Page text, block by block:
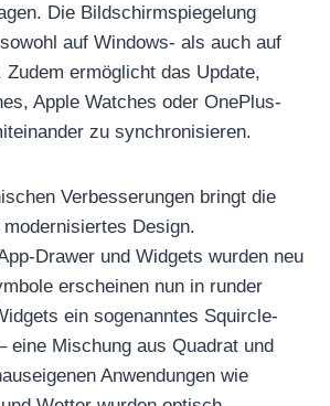
Die Bildschirmspiegelung
auf Windows- als auch auf
Zudem ermöglicht das Update,
Apple Watches oder OnePlus-
zu synchronisieren.
Verbesserungen bringt die
Design.
Drawer und Widgets wurden neu
erscheinen nun in runder
ein sogenanntes Squircle-
eine Mischung aus Quadrat und
Anwendungen wie